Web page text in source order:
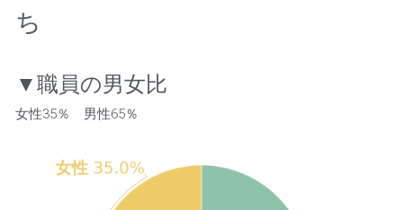
ち
▼職員の男女比
女性35％　男性65％